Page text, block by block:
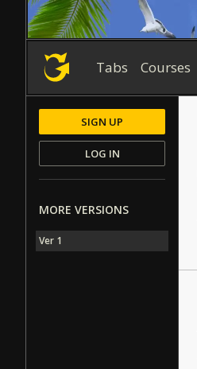
Tabs Courses
SIGN UP
LOG IN
MORE VERSIONS
Ver 1